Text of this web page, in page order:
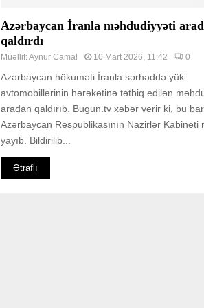
Azərbaycan İranla məhdudiyyəti
qaldırdı
Müəllif:Aynur Camal 10 Mart 2026, 11:42 0
Azərbaycan hökuməti İranla sərhəddə yük
avtomobillərinin hərəkətinə tətbiq edilən
aradan qaldırıb. Bugun.tv xəbər verir ki, bu
Azərbaycan Respublikasının Nazirlər Kabineti
yayıb. Bildirilib...
Ətraflı